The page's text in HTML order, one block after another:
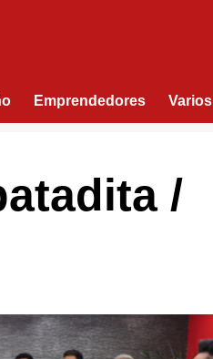
Emprendedores Varios
/